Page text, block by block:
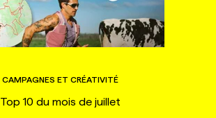
CAMPAGNES ET CRÉATIVITÉ
Top 10 du mois de juillet